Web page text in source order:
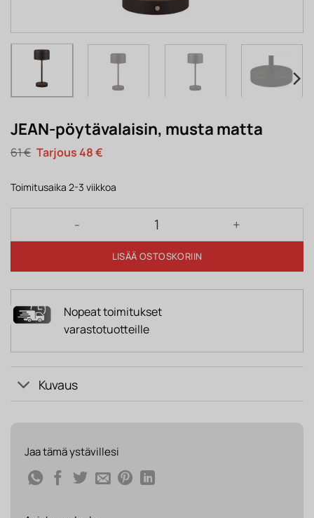
JEAN-pöytävalaisin, musta matta
61€ Alkuperäinen
hinta
61 €.
48€Nykyinen
48 €.
Toimitusaika 2-3 viikkoa
JEAN-pöytävalaisin, musta matta määrä
LISÄÄ OSTOSKORIIN
Nopeat toimitukset
varastotuotteille
Kuvaus
Jaa tämä ystävillesi